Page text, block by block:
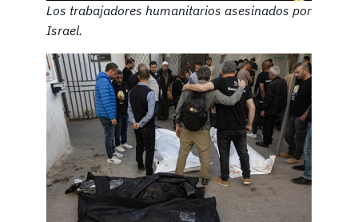
Los trabajadores humanitarios asesinados por
Israel.